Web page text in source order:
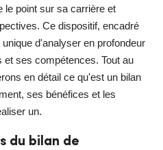
le point sur sa carrière et
Ce dispositif, encadré
d'analyser en profondeur
ses compétences. Tout au
en détail ce qu'est un bilan
ses bénéfices et les
un.
du bilan de